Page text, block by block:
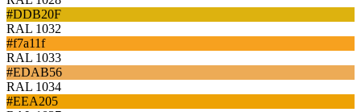
#DDB20F
RAL 1032
#f7a11f
RAL 1033
#EDAB56
RAL 1034
#EEA205